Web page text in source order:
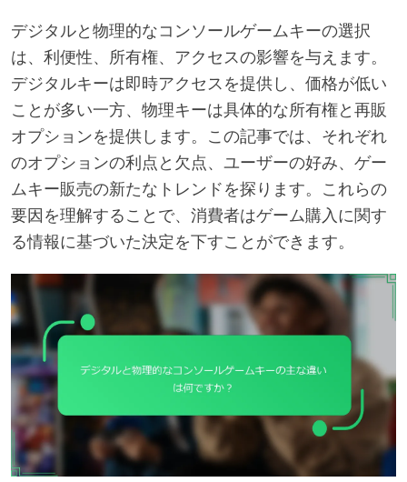
デジタルと物理的なコンソールゲームキーの選択
は、利便性、所有権、アクセスの影響を与えます。
デジタルキーは即時アクセスを提供し、価格が低い
ことが多い一方、物理キーは具体的な所有権と再販
オプションを提供します。この記事では、それぞれ
のオプションの利点と欠点、ユーザーの好み、ゲー
ムキー販売の新たなトレンドを探ります。これらの
要因を理解することで、消費者はゲーム購入に関す
る情報に基づいた決定を下すことができます。